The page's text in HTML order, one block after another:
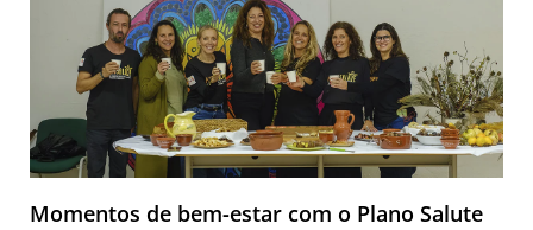
Momentos de bem-estar com o Plano Salute